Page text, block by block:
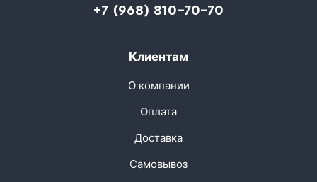
+7 (968) 810-70-70
Клиентам
О компании
Оплата
Доставка
Самовывоз